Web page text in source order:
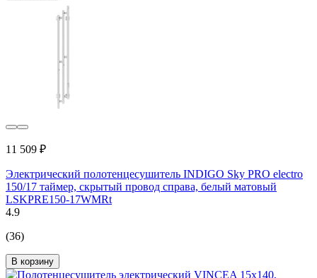
11 509 ₽
Электрический полотенцесушитель INDIGO Sky PRO electro
150/17 таймер, скрытый провод справа, белый матовый
LSKPRE150-17WMRt
4.9
(36)
В корзину